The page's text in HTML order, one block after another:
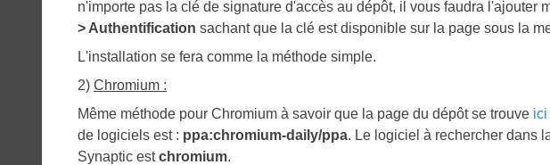
n'importe pas la clé de signature d'accès au dépôt, il vous faudra l'ajouter
> Authentification sachant que la clé est disponible sur la page sous la
L'installation se fera comme la méthode simple.
2) Chromium :
Même méthode pour Chromium à savoir que la page du dépôt se trouve ici
de logiciels est : ppa:chromium-daily/ppa. Le logiciel à rechercher dans
Synaptic estchromium.